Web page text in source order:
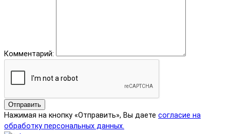
Комментарий:
Отправить
Нажимая на кнопку «Отправить», Вы даете согласие на
обработку персональных данных.